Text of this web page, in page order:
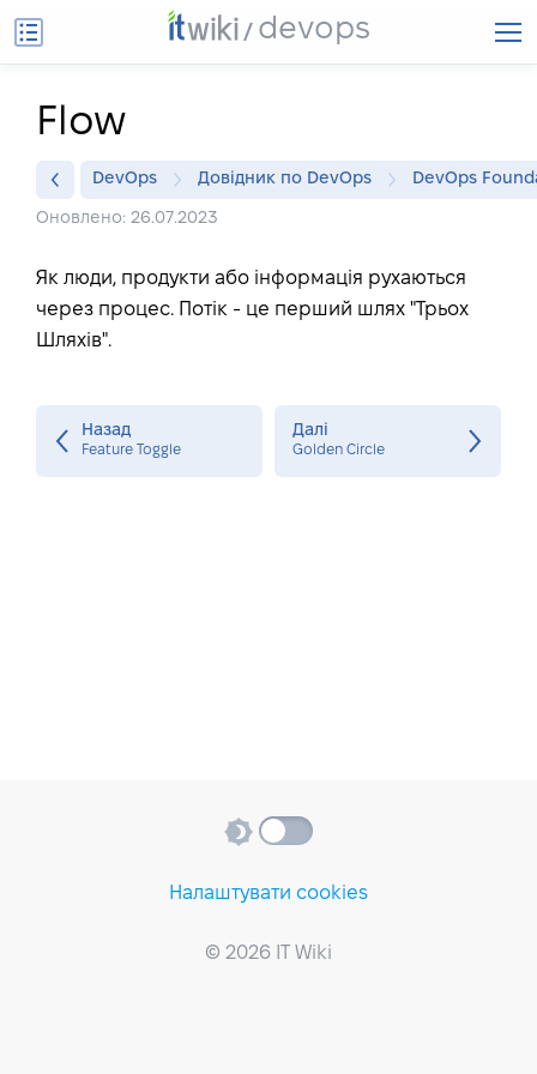
devops
Flow
DevOps Довідник по DevOps DevOps
Оновлено: 26.07.2023
Як люди, продукти або інформація рухаються
через процес. Потік - це перший шлях "Трьох
Шляхів".
Назад
Feature Toggle
Далі
Golden Circle
Налаштувати cookies
© 2026 IT Wiki